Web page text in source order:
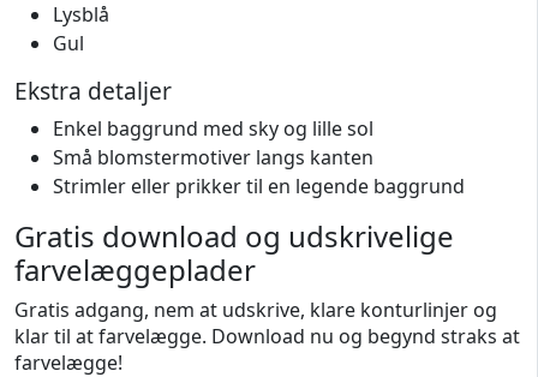
Lysblå
Gul
Ekstra detaljer
Enkel baggrund med sky og lille sol
Små blomstermotiver langs kanten
Strimler eller prikker til en legende baggrund
Gratis download og udskrivelige
farvelæggeplader
Gratis adgang, nem at udskrive, klare konturlinjer og
klar til at farvelægge. Download nu og begynd straks at
farvelægge!